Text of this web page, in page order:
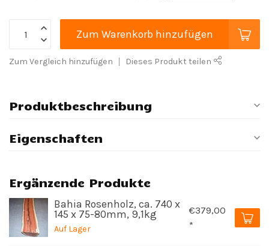
Zum Warenkorb hinzufügen
Zum Vergleich hinzufügen Dieses Produkt teilen
Produktbeschreibung
Eigenschaften
Ergänzende Produkte
Bahia Rosenholz, ca. 740 x
145 x 75-80mm, 9,1kg
Auf Lager
€379,00
*